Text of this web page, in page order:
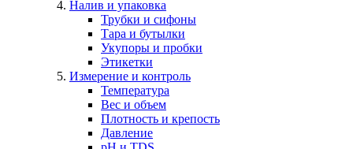
Налив и упаковка
Трубки и сифоны
Тара и бутылки
Укупоры и пробки
Этикетки
Измерение и контроль
Температура
Вес и объем
Плотность и крепость
Давление